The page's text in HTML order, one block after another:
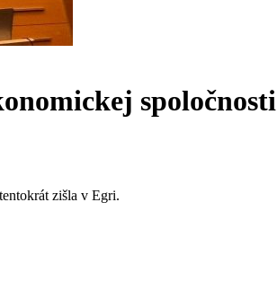
spoločnosti
zišla v Egri.